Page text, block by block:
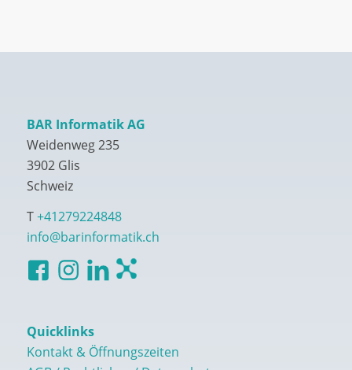
BAR Informatik AG
Weidenweg 235
3902 Glis
Schweiz
T+41279224848
info@barinformatik.ch
Quicklinks
Kontakt & Öffnungszeiten